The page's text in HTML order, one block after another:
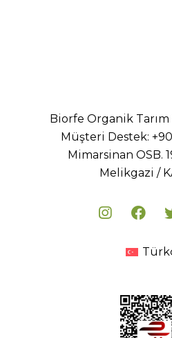
Biorfe Organik Tarım
Müşteri Destek:
Mimarsinan OSB.
Melikgazi /